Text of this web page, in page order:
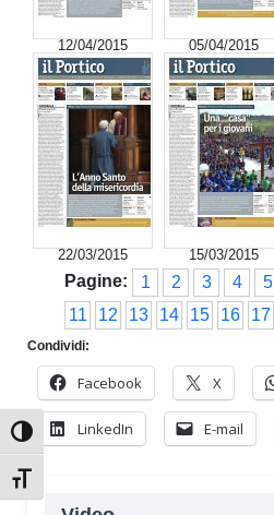
Attiva/disattiva alto contrasto
Attiva/disattiva dimensione testo
12/04/2015 05/04/2015
22/03/2015 15/03/2015
Pagine: 1 2 3 4 5
11
12 13 14 15 16 17
Condividi:
Facebook X
LinkedIn E-mail